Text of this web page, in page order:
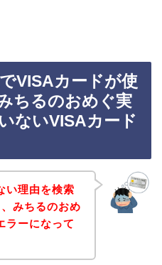
VISAカードが使
ちるのおめぐ実
ないVISAカード
い理由を検索
みちるのおめ
ラーになって